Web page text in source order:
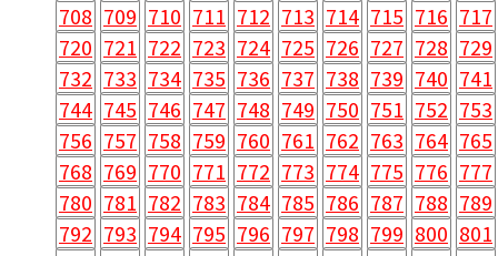
708 709 710 711 712 713 714 715 716 717
720 721 722 723 724 725 726 727 728 729
732 733 734 735 736 737 738 739 740 741
744 745 746 747 748 749 750 751 752 753
756 757 758 759 760 761 762 763 764 765
768 769 770 771 772 773 774 775 776 777
780 781 782 783 784 785 786 787 788 789
792 793 794 795 796 797 798 799 800 801